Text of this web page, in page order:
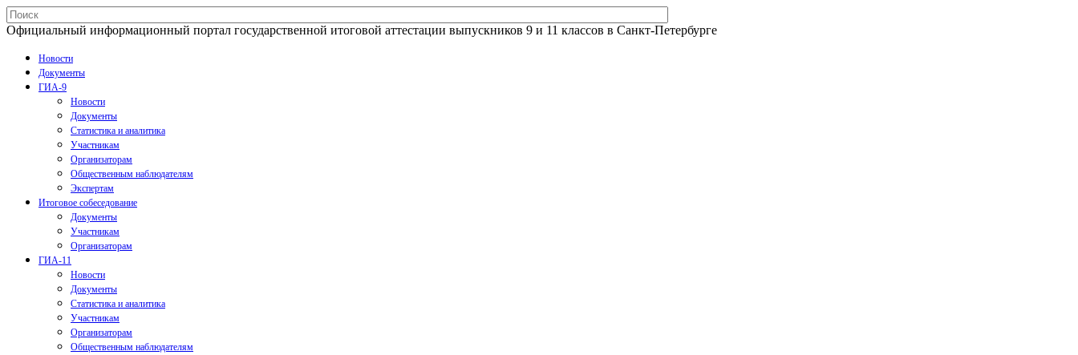
Официальный информационный портал государственной итоговой аттестации выпускников 9 и 11 классов в Санкт-Петербурге
Новости
Документы
ГИА-9
Новости
Документы
Статистика и аналитика
Участникам
Организаторам
Общественным наблюдателям
Экспертам
Итоговое собеседование
Документы
Участникам
Организаторам
ГИА-11
Новости
Документы
Статистика и аналитика
Участникам
Организаторам
Общественным наблюдателям